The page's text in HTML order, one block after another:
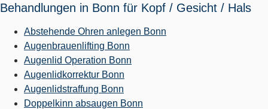
Behandlungen in Bonn für Kopf / Gesicht / Hals
Abstehende Ohren anlegen Bonn
Augenbrauenlifting Bonn
Augenlid Operation Bonn
Augenlidkorrektur Bonn
Augenlidstraffung Bonn
Doppelkinn absaugen Bonn